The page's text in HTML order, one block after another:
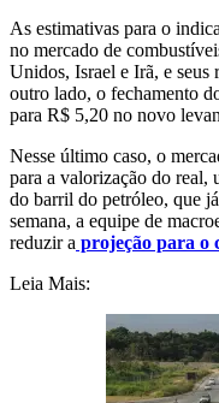
As estimativas para o
no mercado de
Unidos, Israel e Irã, e
outro lado, o fechamento
para R$ 5,20 no novo
Nesse último caso, o
para a valorização do real,
do barril do petróleo, que
semana, a equipe de
reduzir a projeção para o
Leia Mais: